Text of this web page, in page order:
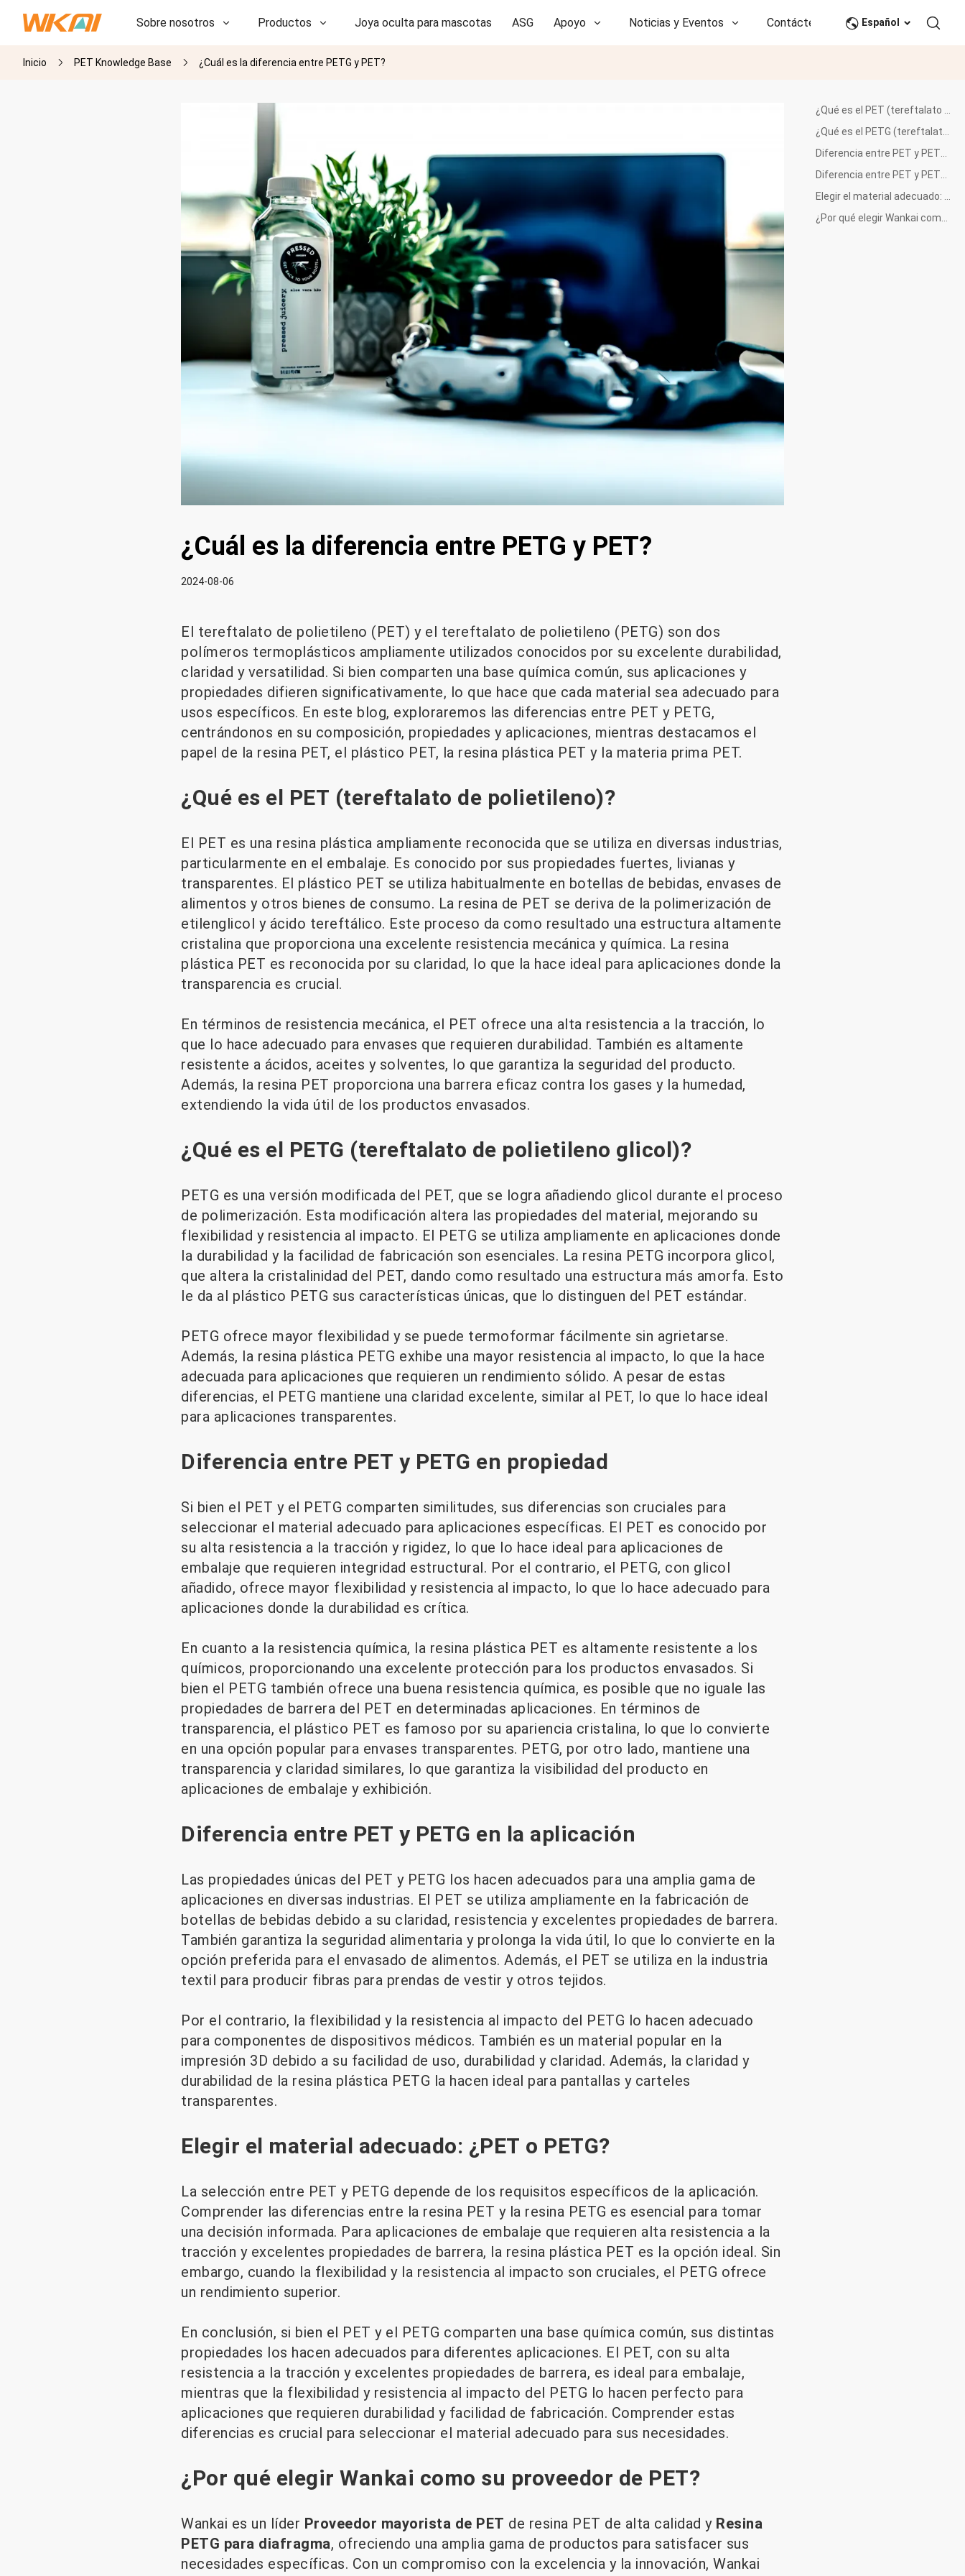
Sobre nosotros Productos Joya oculta para mascotas ASG Apoyo Noticias y Eventos Contáctenos CN
I+D
Español
Inicio PET Knowledge Base ¿Cuál es la diferencia entre PETG y PET?
¿Cuál es la diferencia entre PETG y PET?
2024-08-06
El tereftalato de polietileno (PET) y el tereftalato de polietileno (PETG) son dos
polímeros termoplásticos ampliamente utilizados conocidos por su excelente durabilidad,
claridad y versatilidad. Si bien comparten una base química común, sus aplicaciones y
propiedades difieren significativamente, lo que hace que cada material sea adecuado para
usos específicos. En este blog, exploraremos las diferencias entre PET y PETG,
centrándonos en su composición, propiedades y aplicaciones, mientras destacamos el
papel de la resina PET, el plástico PET, la resina plástica PET y la materia prima PET.
¿Qué es el PET (tereftalato de polietileno)?
El PET es una resina plástica ampliamente reconocida que se utiliza en diversas industrias,
particularmente en el embalaje. Es conocido por sus propiedades fuertes, livianas y
transparentes. El plástico PET se utiliza habitualmente en botellas de bebidas, envases de
alimentos y otros bienes de consumo. La resina de PET se deriva de la polimerización de
etilenglicol y ácido tereftálico. Este proceso da como resultado una estructura altamente
cristalina que proporciona una excelente resistencia mecánica y química. La resina
plástica PET es reconocida por su claridad, lo que la hace ideal para aplicaciones donde la
transparencia es crucial.
En términos de resistencia mecánica, el PET ofrece una alta resistencia a la tracción, lo
que lo hace adecuado para envases que requieren durabilidad. También es altamente
resistente a ácidos, aceites y solventes, lo que garantiza la seguridad del producto.
Además, la resina PET proporciona una barrera eficaz contra los gases y la humedad,
extendiendo la vida útil de los productos envasados.
¿Qué es el PETG (tereftalato de polietileno glicol)?
PETG es una versión modificada del PET, que se logra añadiendo glicol durante el proceso
de polimerización. Esta modificación altera las propiedades del material, mejorando su
flexibilidad y resistencia al impacto. El PETG se utiliza ampliamente en aplicaciones donde
la durabilidad y la facilidad de fabricación son esenciales. La resina PETG incorpora glicol,
que altera la cristalinidad del PET, dando como resultado una estructura más amorfa. Esto
le da al plástico PETG sus características únicas, que lo distinguen del PET estándar.
PETG ofrece mayor flexibilidad y se puede termoformar fácilmente sin agrietarse.
Además, la resina plástica PETG exhibe una mayor resistencia al impacto, lo que la hace
adecuada para aplicaciones que requieren un rendimiento sólido. A pesar de estas
diferencias, el PETG mantiene una claridad excelente, similar al PET, lo que lo hace ideal
para aplicaciones transparentes.
Diferencia entre PET y PETG en propiedad
Si bien el PET y el PETG comparten similitudes, sus diferencias son cruciales para
seleccionar el material adecuado para aplicaciones específicas. El PET es conocido por
su alta resistencia a la tracción y rigidez, lo que lo hace ideal para aplicaciones de
embalaje que requieren integridad estructural. Por el contrario, el PETG, con glicol
añadido, ofrece mayor flexibilidad y resistencia al impacto, lo que lo hace adecuado para
aplicaciones donde la durabilidad es crítica.
En cuanto a la resistencia química, la resina plástica PET es altamente resistente a los
químicos, proporcionando una excelente protección para los productos envasados. Si
bien el PETG también ofrece una buena resistencia química, es posible que no iguale las
propiedades de barrera del PET en determinadas aplicaciones. En términos de
transparencia, el plástico PET es famoso por su apariencia cristalina, lo que lo convierte
en una opción popular para envases transparentes. PETG, por otro lado, mantiene una
transparencia y claridad similares, lo que garantiza la visibilidad del producto en
aplicaciones de embalaje y exhibición.
Diferencia entre PET y PETG en la aplicación
Las propiedades únicas del PET y PETG los hacen adecuados para una amplia gama de
aplicaciones en diversas industrias. El PET se utiliza ampliamente en la fabricación de
botellas de bebidas debido a su claridad, resistencia y excelentes propiedades de barrera.
También garantiza la seguridad alimentaria y prolonga la vida útil, lo que lo convierte en la
opción preferida para el envasado de alimentos. Además, el PET se utiliza en la industria
textil para producir fibras para prendas de vestir y otros tejidos.
Por el contrario, la flexibilidad y la resistencia al impacto del PETG lo hacen adecuado
para componentes de dispositivos médicos. También es un material popular en la
impresión 3D debido a su facilidad de uso, durabilidad y claridad. Además, la claridad y
durabilidad de la resina plástica PETG la hacen ideal para pantallas y carteles
transparentes.
Elegir el material adecuado: ¿PET o PETG?
La selección entre PET y PETG depende de los requisitos específicos de la aplicación.
Comprender las diferencias entre la resina PET y la resina PETG es esencial para tomar
una decisión informada. Para aplicaciones de embalaje que requieren alta resistencia a la
tracción y excelentes propiedades de barrera, la resina plástica PET es la opción ideal. Sin
embargo, cuando la flexibilidad y la resistencia al impacto son cruciales, el PETG ofrece
un rendimiento superior.
En conclusión, si bien el PET y el PETG comparten una base química común, sus distintas
propiedades los hacen adecuados para diferentes aplicaciones. El PET, con su alta
resistencia a la tracción y excelentes propiedades de barrera, es ideal para embalaje,
mientras que la flexibilidad y resistencia al impacto del PETG lo hacen perfecto para
aplicaciones que requieren durabilidad y facilidad de fabricación. Comprender estas
diferencias es crucial para seleccionar el material adecuado para sus necesidades.
¿Por qué elegir Wankai como su proveedor de PET?
Wankai es un líder Proveedor mayorista de PET de resina PET de alta calidad y Resina
PETG para diafragma, ofreciendo una amplia gama de productos para satisfacer sus
necesidades específicas. Con un compromiso con la excelencia y la innovación, Wankai